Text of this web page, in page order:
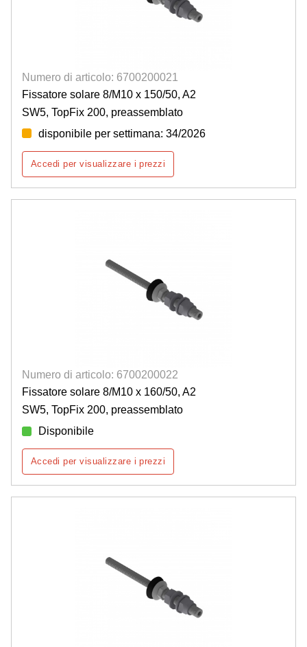
Numero di articolo: 6700200021
Fissatore solare 8/M10 x 150/50, A2
SW5, TopFix 200, preassemblato
disponibile per settimana: 34/2026
Accedi per visualizzare i prezzi
Numero di articolo: 6700200022
Fissatore solare 8/M10 x 160/50, A2
SW5, TopFix 200, preassemblato
Disponibile
Accedi per visualizzare i prezzi